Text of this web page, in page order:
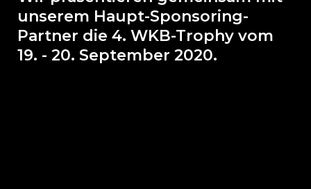
unserem Haupt-Sponsoring-
Partner die 4. WKB-Trophy vom
19. - 20. September 2020.